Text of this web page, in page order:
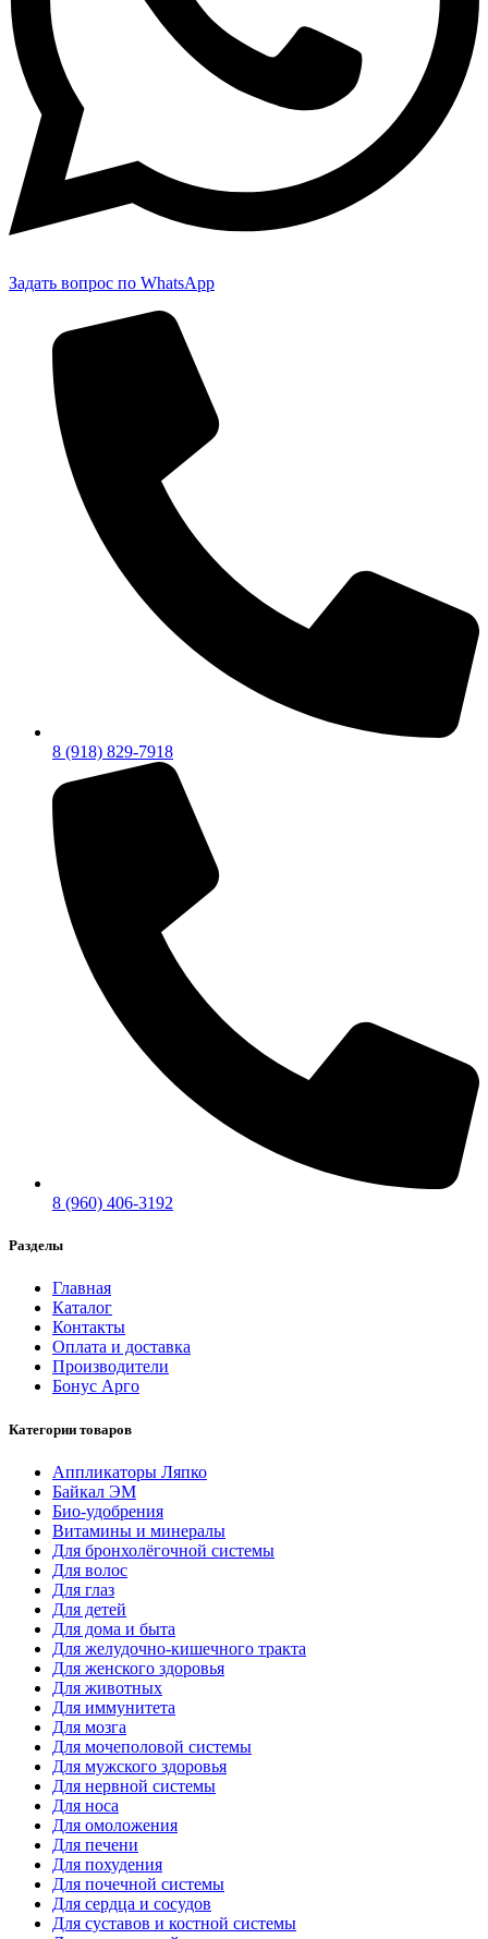
Задать вопрос по WhatsApp
8 (918) 829-7918
8 (960) 406-3192
Разделы
Главная
Каталог
Контакты
Оплата и доставка
Производители
Бонус Арго
Категории товаров
Аппликаторы Ляпко
Байкал ЭМ
Био-удобрения
Витамины и минералы
Для бронхолёгочной системы
Для волос
Для глаз
Для детей
Для дома и быта
Для желудочно-кишечного тракта
Для женского здоровья
Для животных
Для иммунитета
Для мозга
Для мочеполовой системы
Для мужского здоровья
Для нервной системы
Для носа
Для омоложения
Для печени
Для похудения
Для почечной системы
Для сердца и сосудов
Для суставов и костной системы